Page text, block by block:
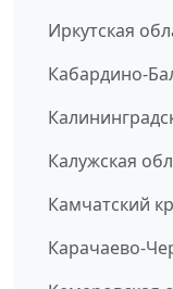
Иркутская
Кабардино-
Калужская
Камчатский
Карачаево-